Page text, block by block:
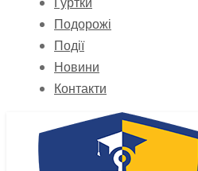
Подорожі
Події
Новини
Контакти